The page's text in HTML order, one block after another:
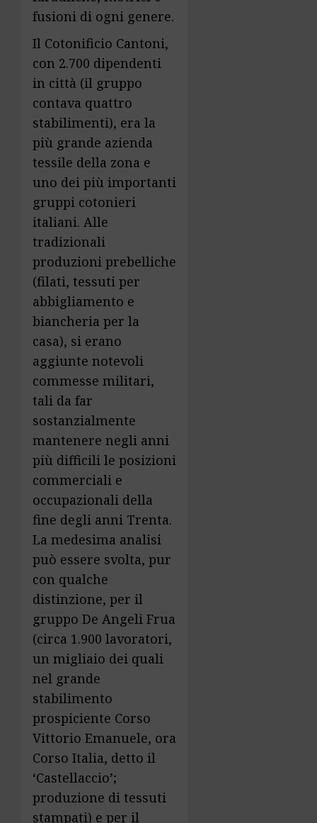
fusioni di ogni genere.
Il Cotonificio Cantoni,
con 2.700 dipendenti
in città (il gruppo
contava quattro
stabilimenti), era la
più grande azienda
tessile della zona e
uno dei più importanti
gruppi cotonieri
italiani. Alle
tradizionali
produzioni prebelliche
(filati, tessuti per
abbigliamento e
biancheria per la
casa), si erano
aggiunte notevoli
commesse militari,
tali da far
sostanzialmente
mantenere negli anni
più difficili le posizioni
commerciali e
occupazionali della
fine degli anni Trenta.
La medesima analisi
può essere svolta, pur
con qualche
distinzione, per il
gruppo De Angeli Frua
(circa 1.900 lavoratori,
un migliaio dei quali
nel grande
stabilimento
prospiciente Corso
Vittorio Emanuele, ora
Corso Italia, detto il
‘Castel­lac­cio’;
produzione di tessuti
stampati) e per il